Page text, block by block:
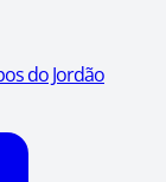
do Jordão